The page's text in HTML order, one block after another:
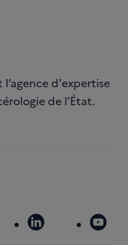
d'expertise
de l’État.
linkedin